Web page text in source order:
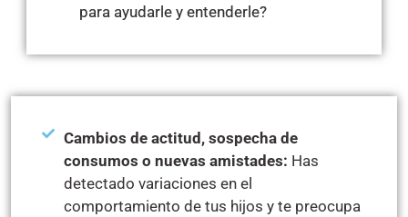
para ayudarle y entenderle?
Cambios de actitud, sospecha de
consumos o nuevas amistades: Has
detectado variaciones en el
comportamiento de tus hijos y te preocupa